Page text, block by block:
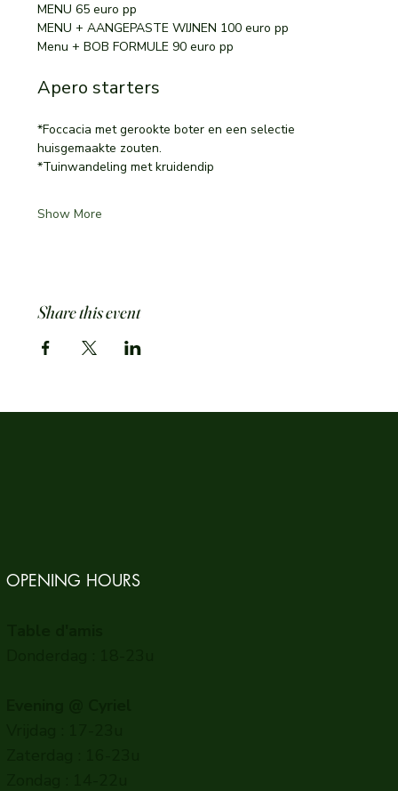
MENU 65 euro pp
MENU + AANGEPASTE WIJNEN 100 euro pp
Menu + BOB FORMULE 90 euro pp
Apero starters
*Foccacia met gerookte boter en een selectie
huisgemaakte zouten.
*Tuinwandeling met kruidendip
Show More
Share this event
OPENING HOURS